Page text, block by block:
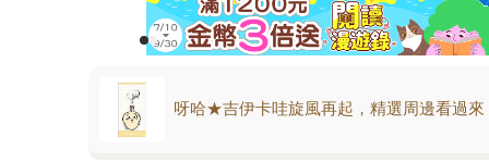
呀哈★吉伊卡哇旋風再起，精選周邊看過來